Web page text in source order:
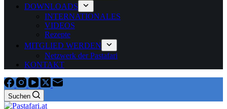
DOWNLOADS
INTERNATIONALES
VIDEOS
Rezepte
MITGLIED WERDEN
Netzwerk der Pastafari
KONTAKT
Suchen